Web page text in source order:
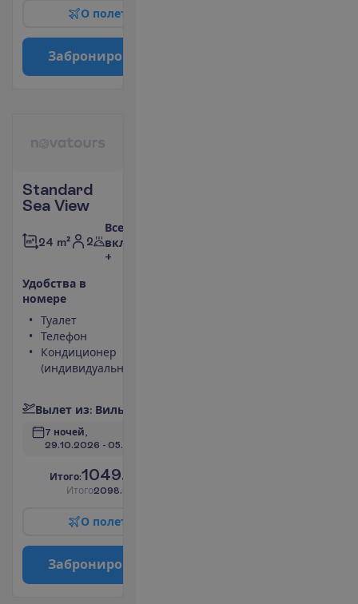
О полет
Заброниро
Standard
Sea View
24 m² 2
Все
включено
+
Удобства в
номере
Туалет
Телефон
Кондиционер
(индивидуальный)
Вылет из: Виль
7 ночей,
29.10.2026 - 05.11.2026
И того:1049.00
Итого2098.00
О полет
Заброниро